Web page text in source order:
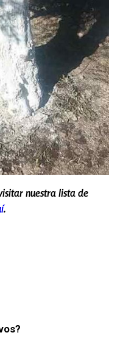
nuestra lista de
.